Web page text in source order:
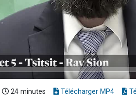
24 minutes Télécharger MP4